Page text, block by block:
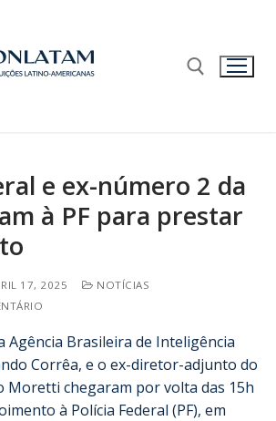
e ex-número 2 da
à PF para prestar
17, 2025
NOTÍCIAS
Agência Brasileira de Inteligência
Corrêa, e o ex-diretor-adjunto do
Moretti chegaram por volta das 15h
à Polícia Federal (PF), em